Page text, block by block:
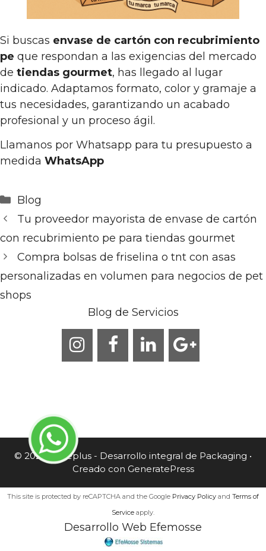
Si buscas envase de cartón con recubrimiento
pe que respondan a las exigencias del mercado
de tiendas gourmet, has llegado al lugar
indicado. Adaptamos formato, color y gramaje a
tus necesidades, garantizando un acabado
profesional y un proceso ágil.
Llamanos por Whatsapp para tu presupuesto a
medida WhatsApp
Categorías
Blog
Tu proveedor mayorista de envase de cartón
con recubrimiento pe para tiendas gourmet
Compra bolsas de friselina o tnt con asas
personalizadas en volumen para negocios de pet
shops
Blog de Servicios
© 2026 Caneplus - Desarrollo integral de Packaging •
Creado con GeneratePress
This site is protected by reCAPTCHA and the Google Privacy Policy and Terms of
Service apply.
Desarrollo Web Efemosse